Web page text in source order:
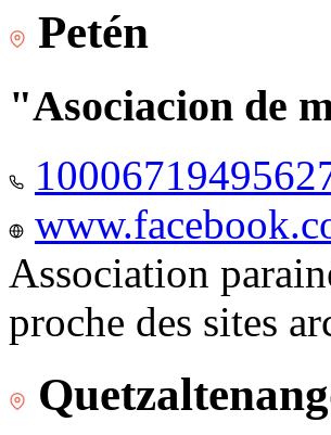
Petén
"Asociacion de
Association
proche des sites